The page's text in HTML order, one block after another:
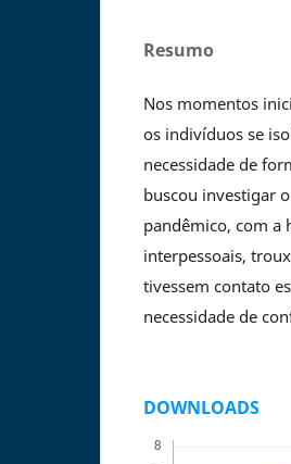
Resumo
Nos momentos
os indivíduos se
necessidade de
buscou investigar
pandêmico, com a
interpessoais,
tivessem contato
necessidade de
DOWNLOADS